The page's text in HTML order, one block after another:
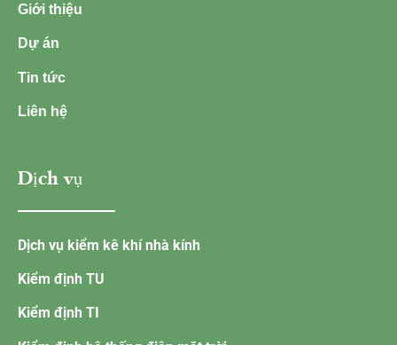
Giới thiệu
Dự án
Tin tức
Liên hệ
Dịch vụ
Dịch vụ kiểm kê khí nhà kính
Kiểm định TU
Kiểm định TI